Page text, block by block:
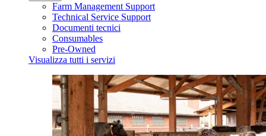
Farm Management Support
Technical Service Support
Documenti tecnici
Consumables
Pre-Owned
Visualizza tutti i servizi